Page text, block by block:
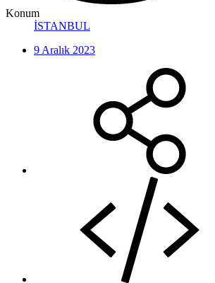
Konum
İSTANBUL
9 Aralık 2023